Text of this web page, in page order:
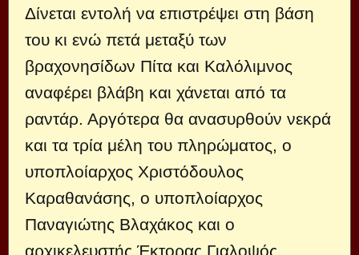
Δίνεται εντολή να επιστρέψει στη βάση
του κι ενώ πετά μεταξύ των
βραχονησίδων Πίτα και Καλόλιμνος
αναφέρει βλάβη και χάνεται από τα
ραντάρ. Αργότερα θα ανασυρθούν νεκρά
και τα τρία μέλη του πληρώματος, ο
υποπλοίαρχος Χριστόδουλος
Καραθανάσης, ο υποπλοίαρχος
Παναγιώτης Βλαχάκος και ο
αρχικελευστής Έκτορας Γιαλοψός,